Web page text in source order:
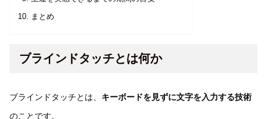
まとめ
ブラインドタッチとは何か
ブラインドタッチとは、 キーボードを見ずに文字を入力する技術
のことです。